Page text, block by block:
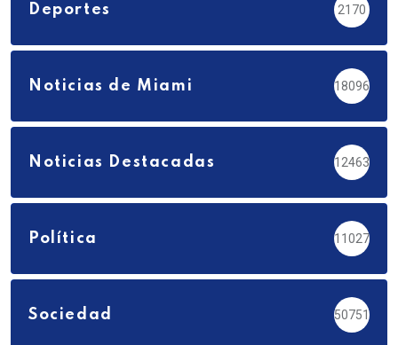
Deportes 2170
Noticias de Miami 18096
Noticias Destacadas 12463
Política 11027
Sociedad 50751